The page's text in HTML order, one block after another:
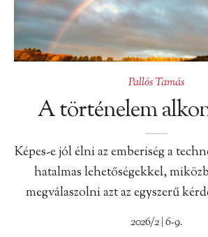
Pallós Tamás
A történelem
Képes-e jól élni az emberiség a
hatalmas lehetőségekkel,
megválaszolni azt az egyszerű
2026/2 | 6-9.